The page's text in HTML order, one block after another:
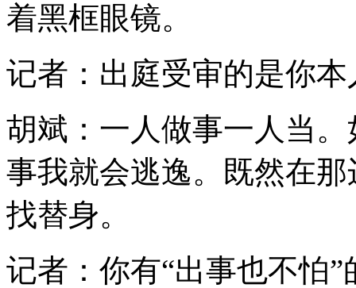
着黑框眼镜。
记者：出庭受审的是你
胡斌：一人做事一人当
事我就会逃逸。既然在
找替身。
记者：你有“出事也不怕”